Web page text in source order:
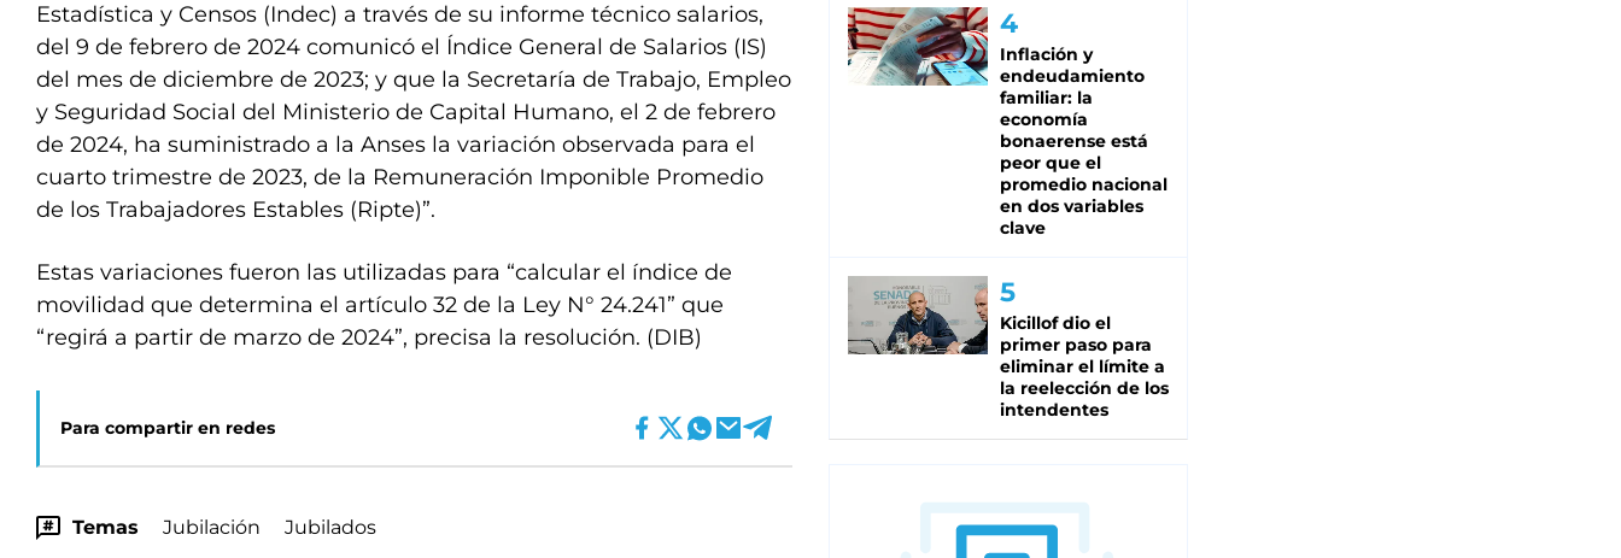
Estadística y Censos (Indec) a través de su informe técnico salarios,
del 9 de febrero de 2024 comunicó el Índice General de Salarios (IS)
del mes de diciembre de 2023; y que la Secretaría de Trabajo, Empleo
y Seguridad Social del Ministerio de Capital Humano, el 2 de febrero
de 2024, ha suministrado a la Anses la variación observada para el
cuarto trimestre de 2023, de la Remuneración Imponible Promedio
de los Trabajadores Estables (Ripte)”.
Estas variaciones fueron las utilizadas para “calcular el índice de
movilidad que determina el artículo 32 de la Ley N° 24.241” que
“regirá a partir de marzo de 2024”, precisa la resolución. (DIB)
Para compartir en redes
Temas Jubilación Jubilados
Inflación y
endeudamiento
familiar: la
economía
bonaerense está
peor que el
promedio nacional
en dos variables
clave
Kicillof dio el
primer paso para
eliminar el límite a
la reelección de los
intendentes